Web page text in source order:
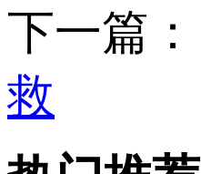
下一篇：
救